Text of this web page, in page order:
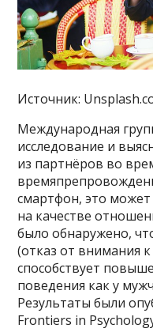
Источник:
Международная
исследование и
из партнёров во
смартфон, это может
на качестве
было обнаружено,
(отказ от внимания
способствует
поведения как у
Результаты были
Frontiers in